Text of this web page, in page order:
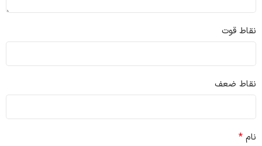
نقاط قوت
نقاط ضعف
نام *